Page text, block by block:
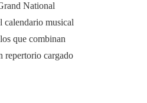
National
calendario musical
que combinan
repertorio cargado